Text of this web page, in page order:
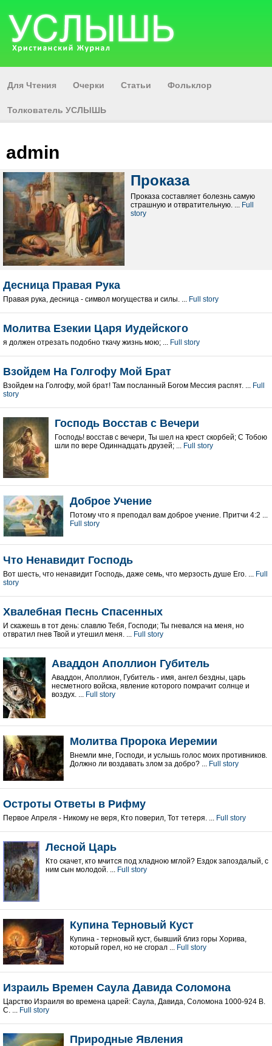
Для Чтения Очерки Статьи Фольклор
Толкователь УСЛЫШЬ
admin
Проказа
Проказа составляет болезнь самую
страшную и отвратительную. ... Full
story
Десница Правая Рука
Правая рука, десница - символ могущества и силы. ... Full story
Молитва Езекии Царя Иудейского
я должен отрезать подобно ткачу жизнь мою; ... Full story
Взойдем На Голгофу Мой Брат
Взойдем на Голгофу, мой брат! Там посланный Богом Мессия распят. ... Full
story
Господь Восстав с Вечери
Господь! восстав с вечери, Ты шел на крест скорбей; С Тобою
шли по вере Одиннадцать друзей; ... Full story
Доброе Учение
Потому что я преподал вам доброе учение. Притчи 4:2 ...
Full story
Что Ненавидит Господь
Вот шесть, что ненавидит Господь, даже семь, что мерзость душе Его. ... Full
story
Хвалебная Песнь Спасенных
И скажешь в тот день: славлю Тебя, Господи; Ты гневался на меня, но
отвратил гнев Твой и утешил меня. ... Full story
Аваддон Аполлион Губитель
Аваддон, Аполлион, Губитель - имя, ангел бездны, царь
несметного войска, явление которого помрачит солнце и
воздух. ... Full story
Молитва Пророка Иеремии
Внемли мне, Господи, и услышь голос моих противников.
Должно ли воздавать злом за добро? ... Full story
Остроты Ответы в Рифму
Первое Апреля - Никому не веря, Кто поверил, Тот тетеря. ... Full story
Лесной Царь
Кто скачет, кто мчится под хладною мглой? Ездок запоздалый, с
ним сын молодой. ... Full story
Купина Терновый Куст
Купина - терновый куст, бывший близ горы Хорива,
который горел, но не сгорал ... Full story
Израиль Времен Саула Давида Соломона
Царство Израиля во времена царей: Саула, Давида, Соломона 1000-924 В.
С. ... Full story
Природные Явления